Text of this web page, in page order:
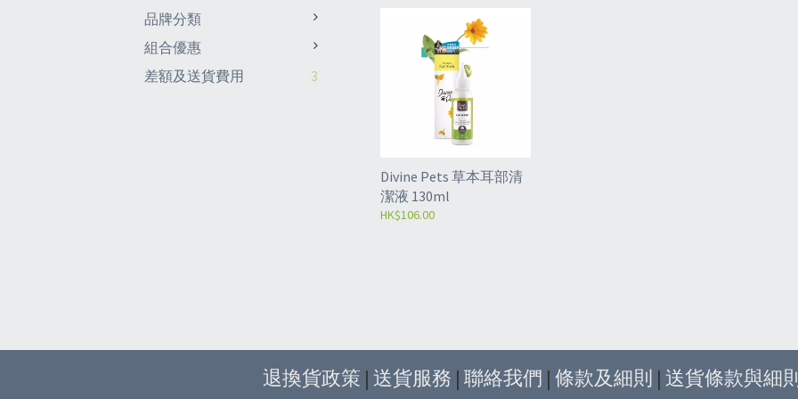
品牌分類
組合優惠
差額及送貨費用
3
Divine Pets 草本耳部清
潔液 130ml
HK$106.00
退換貨政策 | 送貨服務 | 聯絡我們 | 條款及細則 | 送貨條款與細